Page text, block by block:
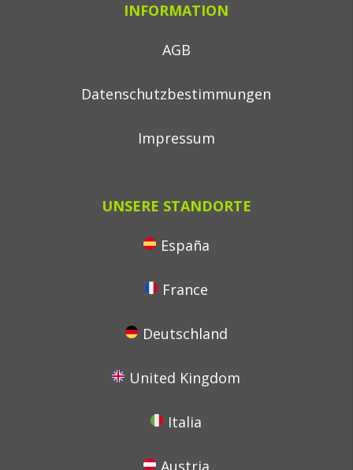
INFORMATION
AGB
Datenschutzbestimmungen
Impressum
UNSERE STANDORTE
España
France
Deutschland
United Kingdom
Italia
Austria